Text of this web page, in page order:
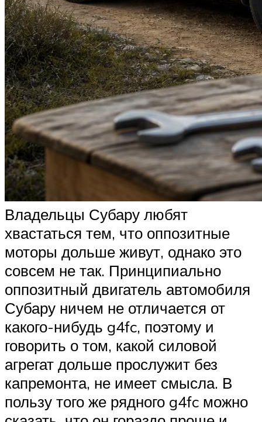
Владельцы Субару любят
хвастаться тем, что оппозитные
моторы дольше живут, однако это
совсем не так. Принципиально
оппозитный двигатель автомобиля
Субару ничем не отличается от
какого-нибудь g4fc, поэтому и
говорить о том, какой силовой
агрегат дольше прослужит без
капремонта, не имеет смысла. В
пользу того же рядного g4fc можно